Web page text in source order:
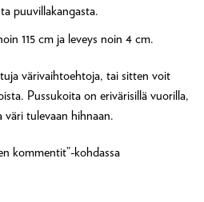
puuvillakangasta.
115 cm ja leveys noin 4 cm.
värivaihtoehtoja, tai sitten voit
Pussukoita on erivärisillä vuorilla,
väri tulevaan hihnaan.
kommentit”-kohdassa